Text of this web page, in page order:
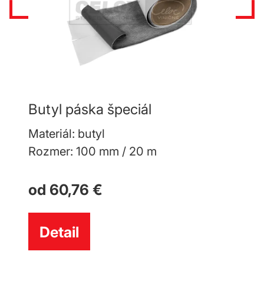
Butyl páska špeciál
Materiál: butyl
Rozmer: 100 mm / 20 m
od 60,76 €
Detail